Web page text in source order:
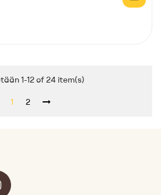
1-12 of 24 item(s)
1 2